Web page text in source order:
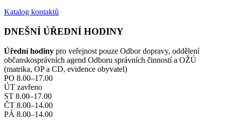
Katalog kontaktů
DNEŠNÍ ÚŘEDNÍ HODINY
Úřední hodiny pro veřejnost pouze Odbor dopravy, oddělení
občanskosprávních agend Odboru správních činností a OŽÚ
(matrika, OP a CD, evidence obyvatel)
PO 8.00–17.00
ÚT zavřeno
ST 8.00–17.00
ČT 8.00–14.00
PÁ 8.00–14.00